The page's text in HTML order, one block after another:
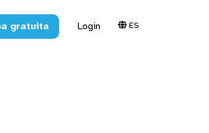
gratuita Login ES